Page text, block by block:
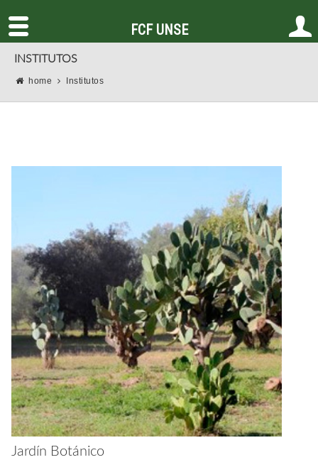
INSTITUTOS
home Institutos
Jardín Botánico
FCF UNSE